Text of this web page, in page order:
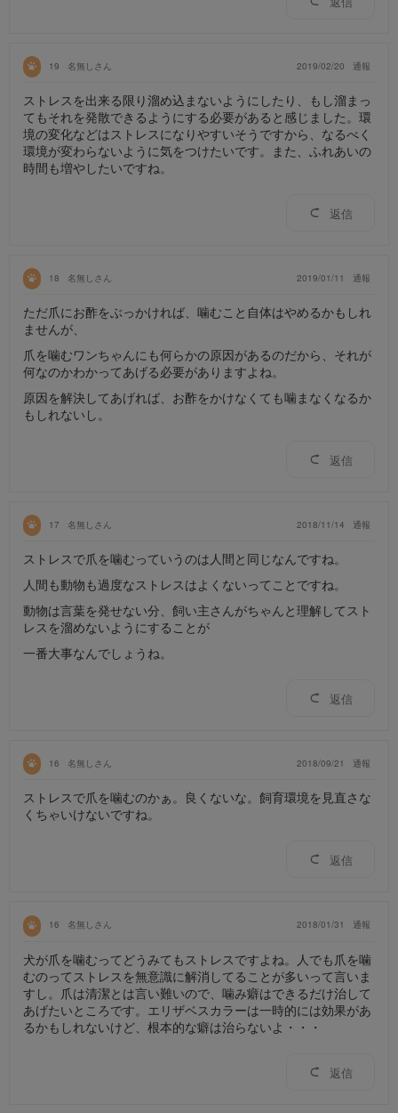
19 名無しさん 2019/02/20 通報
ストレスを出来る限り溜め込まないようにしたり、もし溜まっ
てもそれを発散できるようにする必要があると感じました。環
境の変化などはストレスになりやすいそうですから、なるべく
環境が変わらないように気をつけたいです。また、ふれあいの
時間も増やしたいですね。
返信
18 名無しさん 2019/01/11 通報
ただ爪にお酢をぶっかければ、噛むこと自体はやめるかもしれ
ませんが、
爪を噛むワンちゃんにも何らかの原因があるのだから、それが
何なのかわかってあげる必要がありますよね。
原因を解決してあげれば、お酢をかけなくても噛まなくなるか
もしれないし。
返信
17 名無しさん 2018/11/14 通報
ストレスで爪を噛むっていうのは人間と同じなんですね。
人間も動物も過度なストレスはよくないってことですね。
動物は言葉を発せない分、飼い主さんがちゃんと理解してスト
レスを溜めないようにすることが
一番大事なんでしょうね。
返信
16 名無しさん 2018/09/21 通報
ストレスで爪を噛むのかぁ。良くないな。飼育環境を見直さな
くちゃいけないですね。
返信
16 名無しさん 2018/01/31 通報
犬が爪を噛むってどうみてもストレスですよね。人でも爪を噛
むのってストレスを無意識に解消してることが多いって言いま
すし。爪は清潔とは言い難いので、噛み癖はできるだけ治して
あげたいところです。エリザベスカラーは一時的には効果があ
るかもしれないけど、根本的な癖は治らないよ・・・
返信